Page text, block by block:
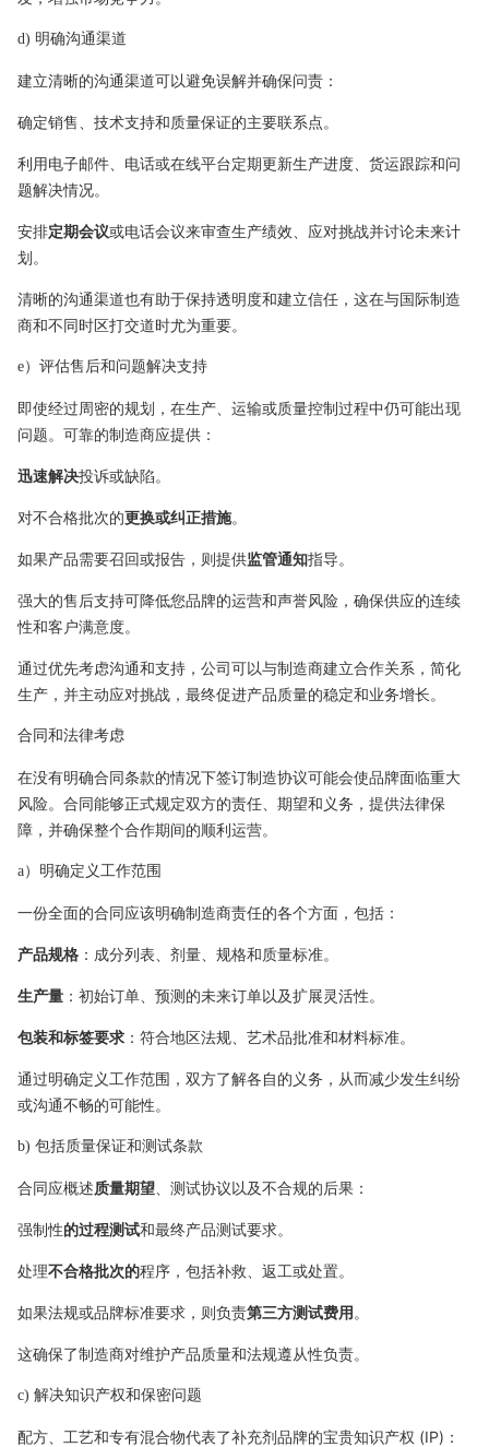
d) 明确沟通渠道
建立清晰的沟通渠道可以避免误解并确保问责：
确定销售、技术支持和质量保证的主要联系点。
利用电子邮件、电话或在线平台定期更新生产进度、货运跟踪和问
题解决情况。
安排定期会议或电话会议来审查生产绩效、应对挑战并讨论未来计
划。
清晰的沟通渠道也有助于保持透明度和建立信任，这在与国际制造
商和不同时区打交道时尤为重要。
e）评估售后和问题解决支持
即使经过周密的规划，在生产、运输或质量控制过程中仍可能出现
问题。可靠的制造商应提供：
迅速解决投诉或缺陷。
对不合格批次的更换或纠正措施。
如果产品需要召回或报告，则提供监管通知指导。
强大的售后支持可降低您品牌的运营和声誉风险，确保供应的连续
性和客户满意度。
通过优先考虑沟通和支持，公司可以与制造商建立合作关系，简化
生产，并主动应对挑战，最终促进产品质量的稳定和业务增长。
合同和法律考虑
在没有明确合同条款的情况下签订制造协议可能会使品牌面临重大
风险。合同能够正式规定双方的责任、期望和义务，提供法律保
障，并确保整个合作期间的顺利运营。
a）明确定义工作范围
一份全面的合同应该明确制造商责任的各个方面，包括：
产品规格 ：成分列表、剂量、规格和质量标准。
生产量 ：初始订单、预测的未来订单以及扩展灵活性。
包装和标签要求 ：符合地区法规、艺术品批准和材料标准。
通过明确定义工作范围，双方了解各自的义务，从而减少发生纠纷
或沟通不畅的可能性。
b) 包括质量保证和测试条款
合同应概述质量期望 、测试协议以及不合规的后果：
强制性的过程测试和最终产品测试要求。
处理不合格批次的程序，包括补救、返工或处置。
如果法规或品牌标准要求，则负责第三方测试费用。
这确保了制造商对维护产品质量和法规遵从性负责。
c) 解决知识产权和保密问题
配方、工艺和专有混合物代表了补充剂品牌的宝贵知识产权 (IP)：